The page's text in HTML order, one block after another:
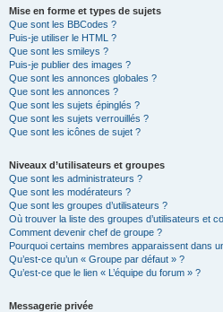
Mise en forme et types de sujets
Que sont les BBCodes ?
Puis-je utiliser le HTML ?
Que sont les smileys ?
Puis-je publier des images ?
Que sont les annonces globales ?
Que sont les annonces ?
Que sont les sujets épinglés ?
Que sont les sujets verrouillés ?
Que sont les icônes de sujet ?
Niveaux d’utilisateurs et groupes
Que sont les administrateurs ?
Que sont les modérateurs ?
Que sont les groupes d’utilisateurs ?
Où trouver la liste des groupes d’utilisateurs et
Comment devenir chef de groupe ?
Pourquoi certains membres apparaissent dans
Qu’est-ce qu’un « Groupe par défaut » ?
Qu’est-ce que le lien « L’équipe du forum » ?
Messagerie privée